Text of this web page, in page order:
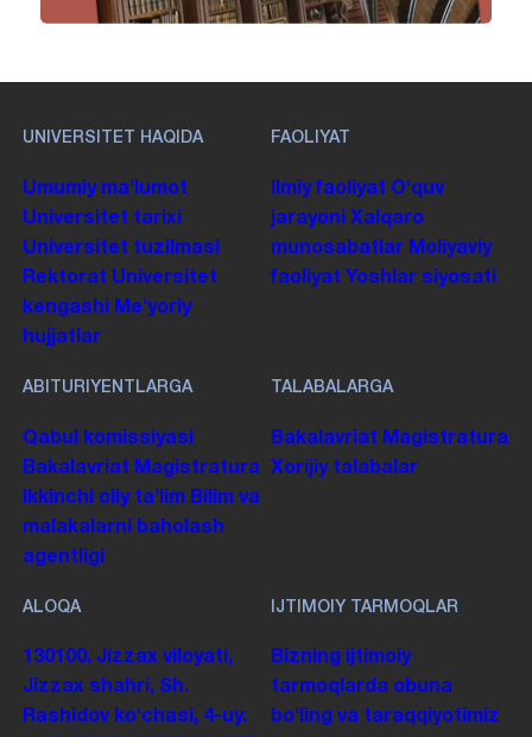
UNIVERSITET HAQIDA
Umumiy maʼlumot
Universitet tarixi
Universitet tuzilmasi
Rektorat Universitet
kengashi Me'yoriy
hujjatlar
FAOLIYAT
Ilmiy faoliyat Oʻquv
jarayoni Xalqaro
munosabatlar Moliyaviy
faoliyat Yoshlar siyosati
ABITURIYENTLARGA
Qabul komissiyasi
Bakalavriat Magistratura
Ikkinchi oliy taʼlim Bilim va
malakalarni baholash
agentligi
TALABALARGA
Bakalavriat Magistratura
Xorijiy talabalar
ALOQA
130100. Jizzax viloyati,
Jizzax shahri, Sh.
Rashidov koʻchasi, 4-uy.
IJTIMOIY TARMOQLAR
Bizning ijtimoiy
tarmoqlarda obuna
boʻling va taraqqiyotimiz